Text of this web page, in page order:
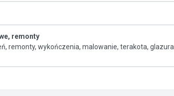
remonty
remonty, wykończenia, malowanie, terakota, glazura